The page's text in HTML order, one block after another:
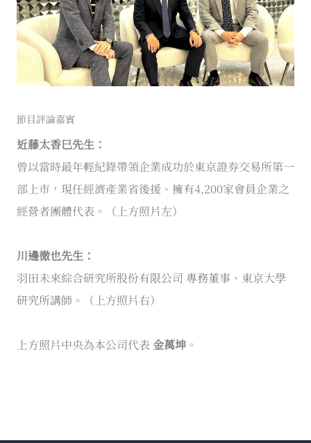
節目評論嘉賓
近藤太香巳先生：
曾以當時最年輕紀錄帶領企業成功於東京證券交易所第一
部上市，現任經濟產業省後援、擁有4,200家會員企業之
經營者團體代表。（上方照片左）
川邊徹也先生：
羽田未來綜合研究所股份有限公司 專務董事、東京大學
研究所講師。（上方照片右）
上方照片中央為本公司代表金萬坤 。